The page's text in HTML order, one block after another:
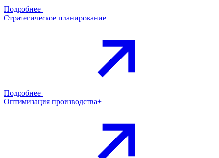
Подробнее
Стратегическое планирование
Подробнее
Оптимизация производства+